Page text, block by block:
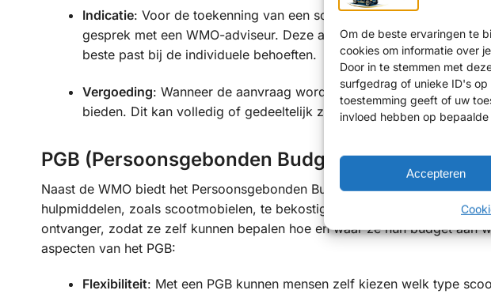
Om de beste ervaringen te
cookies om informatie over
Door in te stemmen met
surfgedrag of unieke ID's
toestemming geeft of uw
invloed hebben op
Accepteren
Indicatie: Voor de toekenning van een scootmobiel vereist de
gesprek met een WMO-adviseur. Deze adviseringsgesprekken
beste past bij de individuele behoeften.
Vergoeding: Wanneer de aanvraag wordt goedgekeurd, kan de
bieden. Dit kan volledig of gedeeltelijk zijn, afhankelijk van het
PGB (Persoonsgebonden Budget) voor
Naast de WMO biedt het Persoonsgebonden Budget (PGB) een
hulpmiddelen, zoals scootmobielen, te bekostigen. Het PGB geeft een
ontvanger, zodat ze zelf kunnen bepalen hoe en waar ze hun budget aan
aspecten van het PGB:
Flexibiliteit: Met een PGB kunnen mensen zelf kiezen welk type